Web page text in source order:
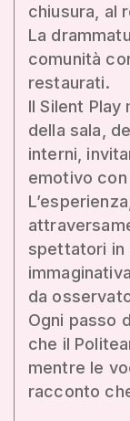
chiusura, al
La
comunità
restaurati.
Il Silent
della sala,
interni,
emotivo
spettatori in
da
Ogni passo
che il
mentre le
racconto